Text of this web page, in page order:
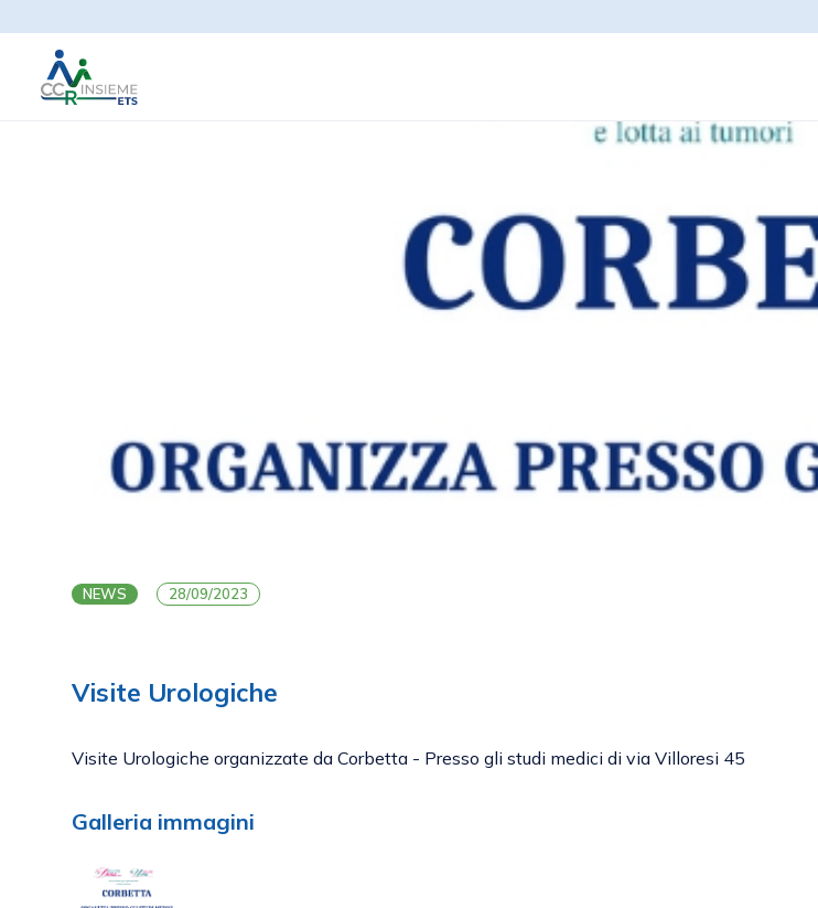
NEWS 28/09/2023
Visite Urologiche
Visite Urologiche organizzate da Corbetta - Presso gli studi medici di via Villoresi 45
Galleria immagini